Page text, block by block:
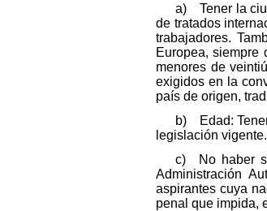
a) Tener la
de tratados
trabajadores.
Europea, siempre
menores de
exigidos en la
país de origen,
b) Edad:
legislación vigente.
c) No haber
Administración
aspirantes cuya
penal que impida,